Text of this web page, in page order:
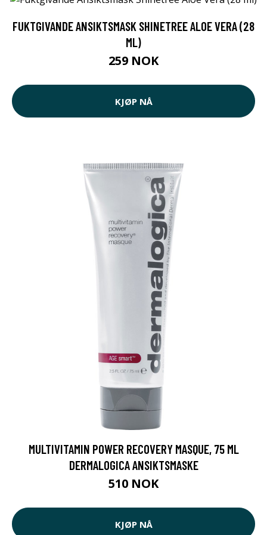
FUKTGIVANDE ANSIKTSMASK SHINETREE ALOE VERA (28
ML)
259 NOK
KJØP NÅ
MULTIVITAMIN POWER RECOVERY MASQUE, 75 ML
DERMALOGICA ANSIKTSMASKE
510 NOK
KJØP NÅ